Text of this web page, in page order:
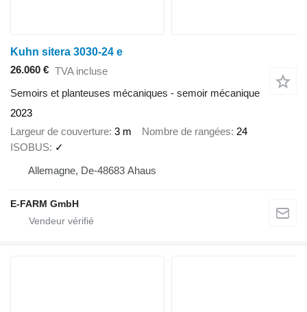
Kuhn sitera 3030-24 e
26.060 € TVA incluse
Semoirs et planteuses mécaniques - semoir mécanique
2023
Largeur de couverture 3 m Nombre de rangées 24
ISOBUS ✓
Allemagne, De-48683 Ahaus
E-FARM GmbH